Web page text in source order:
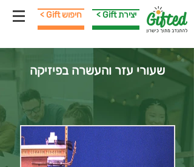
< Gift חיפוש < Gift יצירת
שעורי עזר והעשרה בפיזיקה